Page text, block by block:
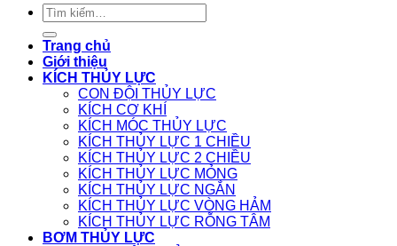
Tìm
kiếm:
Trang chủ
Giới thiệu
KÍCH THỦY LỰC
CON ĐỘI THỦY LỰC
KÍCH CƠ KHÍ
KÍCH MÓC THỦY LỰC
KÍCH THỦY LỰC 1 CHIỀU
KÍCH THỦY LỰC 2 CHIỀU
KÍCH THỦY LỰC MỎNG
KÍCH THỦY LỰC NGẮN
KÍCH THỦY LỰC VÒNG HẢM
KÍCH THỦY LỰC RỖNG TÂM
BƠM THỦY LỰC